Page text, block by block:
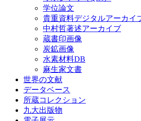
中村哲著述アーカイブ
蔵書印画像
炭鉱画像
水素材料DB
麻生家文書
世界の文献
データベース
所蔵コレクション
九大出版物
電子展示
Cute.Guides